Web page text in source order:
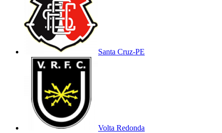
Santa Cruz-PE
Volta Redonda